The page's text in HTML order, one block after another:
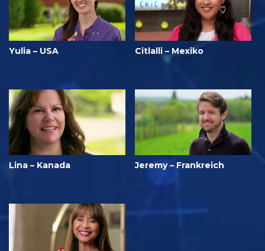
Yulia – USA Citlalli – Mexiko
Lina – Kanada Jeremy – Frankreich